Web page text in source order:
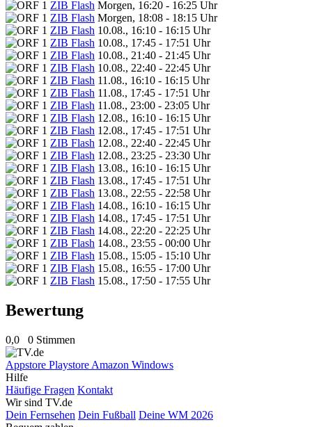
ZIB Flash Morgen, 16:20 - 16:25 Uhr
ZIB Flash Morgen, 18:08 - 18:15 Uhr
ZIB Flash 10.08., 16:10 - 16:15 Uhr
ZIB Flash 10.08., 17:45 - 17:51 Uhr
ZIB Flash 10.08., 21:40 - 21:45 Uhr
ZIB Flash 10.08., 22:40 - 22:45 Uhr
ZIB Flash 11.08., 16:10 - 16:15 Uhr
ZIB Flash 11.08., 17:45 - 17:51 Uhr
ZIB Flash 11.08., 23:00 - 23:05 Uhr
ZIB Flash 12.08., 16:10 - 16:15 Uhr
ZIB Flash 12.08., 17:45 - 17:51 Uhr
ZIB Flash 12.08., 22:40 - 22:45 Uhr
ZIB Flash 12.08., 23:25 - 23:30 Uhr
ZIB Flash 13.08., 16:10 - 16:15 Uhr
ZIB Flash 13.08., 17:45 - 17:51 Uhr
ZIB Flash 13.08., 22:55 - 22:58 Uhr
ZIB Flash 14.08., 16:10 - 16:15 Uhr
ZIB Flash 14.08., 17:45 - 17:51 Uhr
ZIB Flash 14.08., 22:20 - 22:25 Uhr
ZIB Flash 14.08., 23:55 - 00:00 Uhr
ZIB Flash 15.08., 15:05 - 15:10 Uhr
ZIB Flash 15.08., 16:55 - 17:00 Uhr
ZIB Flash 15.08., 17:50 - 17:55 Uhr
Bewertung
0,0 0 Stimmen
Appstore Playstore Amazon Windows
Hilfe
Häufige Fragen Kontakt
Wir sind TV.de
Dein Fernsehen Dein Fußball Deine WM 2026